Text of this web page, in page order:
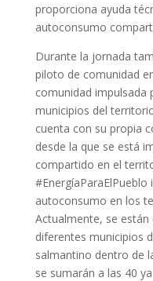
proporciona ayuda
autoconsumo
Durante la jornada
piloto de comunidad
comunidad impulsada
municipios del
cuenta con su propia
desde la que se está
compartido en el
autoconsumo en los
Actualmente, se
diferentes municipios
salmantino dentro de
se sumarán a las 40